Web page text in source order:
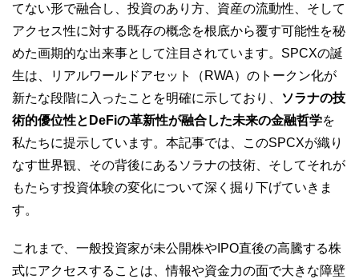
てない形で融合し、投資のあり方、資産の流動性、そして
アクセス性に対する既存の概念を根底から覆す可能性を秘
めた画期的な出来事として注目されています。SPCXの誕
生は、リアルワールドアセット（RWA）のトークン化が
新たな段階に入ったことを明確に示しており、
ソラナの技
術的優位性とDeFiの革新性が融合した未来の金融哲学を
私たちに提示しています。本記事では、このSPCXが織り
なす世界観、その背後にあるソラナの技術、そしてそれが
もたらす投資体験の変化について深く掘り下げていきま
す。
これまで、一般投資家が未公開株やIPO直後の高騰する株
式にアクセスすることは、情報や資金力の面で大きな障壁